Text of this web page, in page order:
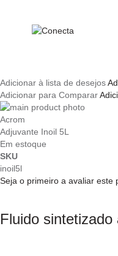
Adicionar à lista de desejos
Adicionar para Comparar
Pular
para
o
final
da
Galeria
de
Saltar
para
o
início
da
Galeria
Acrom
Adjuvante Inoil 5L
Em estoque
SKU
inoil5l
Seja o primeiro a avaliar este
Fluido